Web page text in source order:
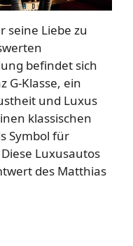
seine Liebe zu
befindet sich
G-Klasse, ein
und Luxus
klassischen
Symbol für
Luxusautos
des Matthias